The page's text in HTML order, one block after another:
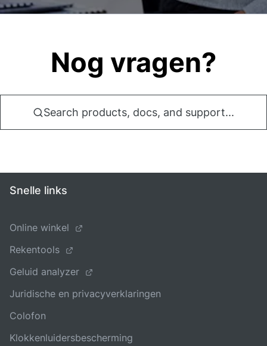
Nog vragen?
Search products, docs, and support...
Snelle links
Online winkel
Rekentools
Geluid analyzer
Juridische en privacyverklaringen
Colofon
Klokkenluidersbescherming